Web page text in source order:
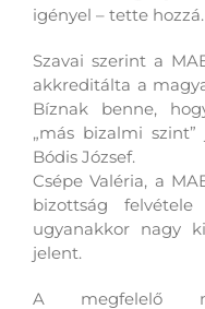
igényel – tette hozzá.
Szavai szerint a
akkreditálta a
Bíznak benne,
„más bizalmi
Bódis József.
Csépe Valéria, a
bizottság
ugyanakkor nagy
jelent.
A megfelelő